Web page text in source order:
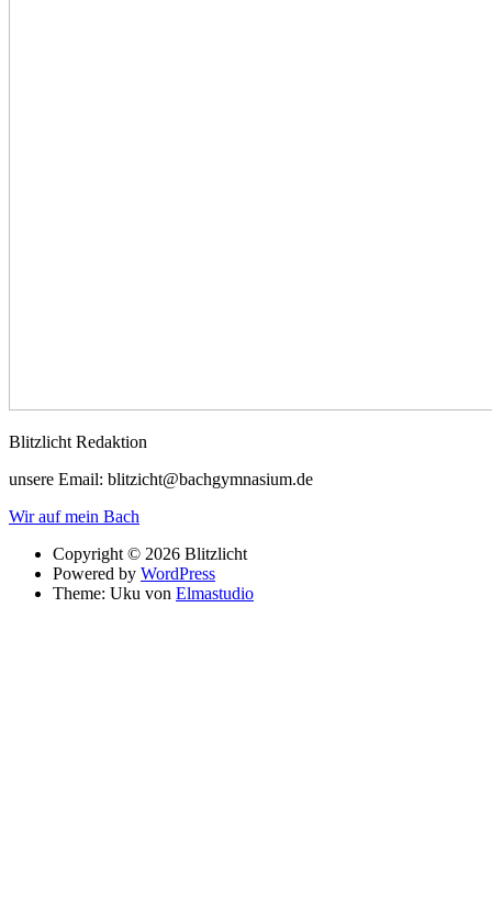
Blitzlicht Redaktion
unsere Email: blitzicht@bachgymnasium.de
Wir auf mein Bach
Copyright © 2026 Blitzlicht
Powered by WordPress
Theme: Uku von Elmastudio